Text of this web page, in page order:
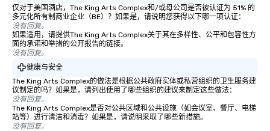
仅对于美国酒店，The King Arts Complex和/或母公司是否被认证为 51% 的
多元化所有制商业企业（BE）？如果是，请说明您获得以下哪一项认证：
没有回复。
如果适用，请提供The King Arts Complex关于其在多样性、公平和包容性方
面的承诺和举措的公开报告的链接。
没有回复。
健康与安全
The King Arts Complex的做法是根据公共政府实体或私营组织的卫生服务建
议制定的吗？如果是，请列出使用了哪些组织的建议来制定这些做法：
没有回复。
The King Arts Complex是否对公共区域和公共设施（如会议室、餐厅、电梯
站等）进行清洁和消毒？如果是，请说明采取了哪些新措施。
没有回复。